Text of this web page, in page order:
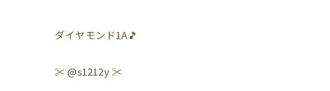
ダイヤモンド1A🎵
✂️ @s1212y ✂️